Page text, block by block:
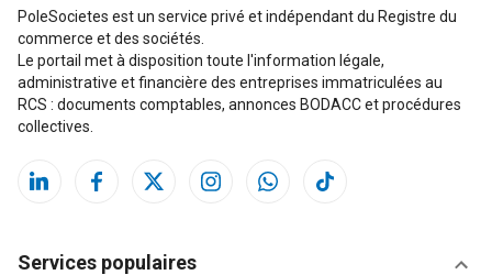
PoleSocietes est un service privé et indépendant du Registre du
commerce et des sociétés.
Le portail met à disposition toute l'information légale,
administrative et financière des entreprises immatriculées au
RCS : documents comptables, annonces BODACC et procédures
collectives.
Services populaires